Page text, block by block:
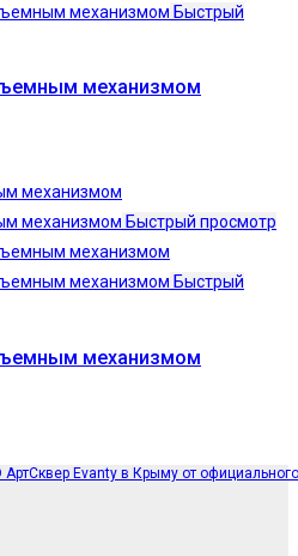
Быстрый
механизмом
Быстрый просмотр
Быстрый
механизмом
АртСквер Evanty в Крыму от официального